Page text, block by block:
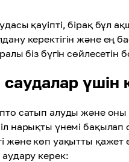
қауіпті, бірақ бұл
керектігін және ең
біз бүгін сөйлесетін
сатып алуды және
нарықты үнемі
және көп уақытты қажет
аудару керек: